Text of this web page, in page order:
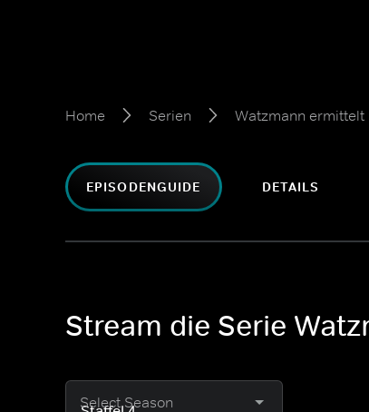
Home Serien Watzmann ermittelt
EPISODENGUIDE DETAILS
Stream die Serie
Select Season